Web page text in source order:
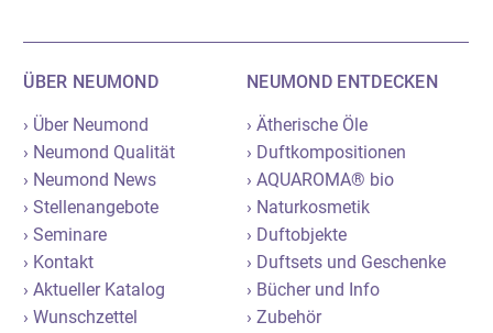
ÜBER NEUMOND
› Über Neumond
› Neumond Qualität
› Neumond News
› Stellenangebote
› Seminare
› Kontakt
› Aktueller Katalog
› Wunschzettel
NEUMOND ENTDECKEN
› Ätherische Öle
› Duftkompositionen
› AQUAROMA® bio
› Naturkosmetik
› Duftobjekte
› Duftsets und Geschenke
› Bücher und Info
› Zubehör